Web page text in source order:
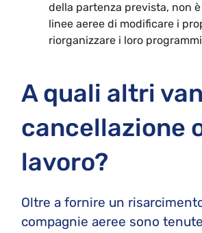
della partenza prevista, non
linee aeree di modificare i
riorganizzare i loro
A quali altri
cancellazione
lavoro?
Oltre a fornire un
compagnie aeree sono